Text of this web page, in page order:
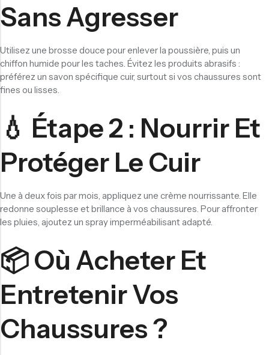
Sans Agresser
Utilisez une brosse douce pour enlever la poussière, puis un
chiffon humide pour les taches. Évitez les produits abrasifs :
préférez un savon spécifique cuir, surtout si vos chaussures sont
fines ou lisses.
💧 Étape 2 : Nourrir Et
Protéger Le Cuir
Une à deux fois par mois, appliquez une crème nourrissante. Elle
redonne souplesse et brillance à vos chaussures. Pour affronter
les pluies, ajoutez un spray imperméabilisant adapté.
📦 Où Acheter Et
Entretenir Vos
Chaussures ?